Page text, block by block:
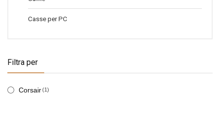
Casse per PC
Filtra per
Corsair(1)